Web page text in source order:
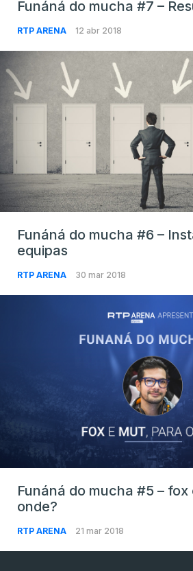
Funáná do mucha #7 –
RTP ARENA 12 abr 2018
Funáná do mucha #6 –
equipas
RTP ARENA 30 mar 2018
Funáná do mucha #5 – fox
onde?
RTP ARENA 21 mar 2018